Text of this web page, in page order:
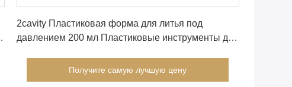
2cavity Пластиковая форма для литья под
давлением 200 мл Пластиковые инструменты для
Получите самую лучшую цену